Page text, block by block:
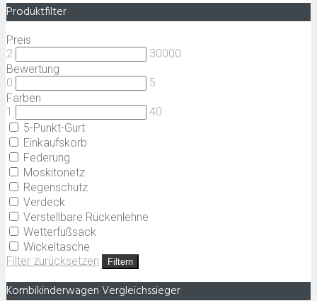
Produktfilter
Preis
2
30000
Bewertung
0
5
Farben
1
40
5-Punkt-Gurt
Einkaufskorb
Federung
Moskitonetz
Regenschutz
Verdeck
Verstellbare Rückenlehne
Wetterfußsack
Wickeltasche
Filter zurücksetzen
Filtern
Kombikinderwagen Vergleichssieger